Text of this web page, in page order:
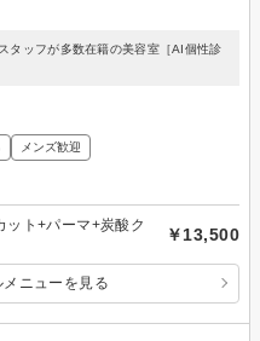
タッフが多数在籍の美容室［AI個性診
メンズ歓迎
ット+パーマ+炭酸ク
￥13,500
ニューを見る